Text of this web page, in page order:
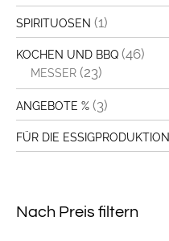
SPIRITUOSEN (1)
KOCHEN UND BBQ (46)
MESSER (23)
ANGEBOTE % (3)
FÜR DIE ESSIGPRODUKTION
Nach Preis filtern